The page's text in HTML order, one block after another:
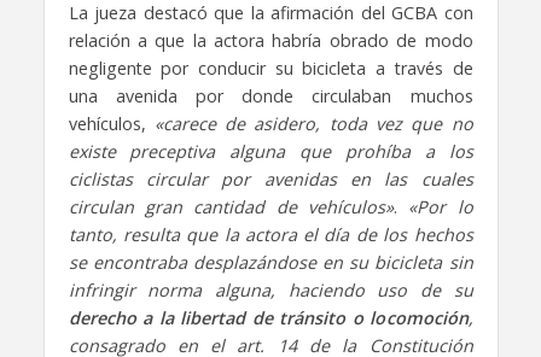
La jueza destacó que la afirmación del GCBA con
relación a que la actora habría obrado de modo
negligente por conducir su bicicleta a través de
una avenida por donde circulaban muchos
vehículos, «carece de asidero, toda vez que no
existe preceptiva alguna que prohíba a los
ciclistas circular por avenidas en las cuales
circulan gran cantidad de vehículos». «Por lo
tanto, resulta que la actora el día de los hechos
se encontraba desplazándose en su bicicleta sin
infringir norma alguna, haciendo uso de su
derecho a la libertad de tránsito o locomoción,
consagrado en el art. 14 de la Constitución